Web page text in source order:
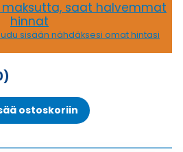
maksutta, saat halvemmat
hinnat
sisään nähdäksesi omat hintasi
ostoskoriin